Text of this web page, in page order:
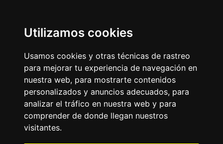
Utilizamos cookies
Usamos cookies y otras técnicas de rastreo
para mejorar tu experiencia de navegación en
nuestra web, para mostrarte contenidos
personalizados y anuncios adecuados, para
analizar el tráfico en nuestra web y para
comprender de donde llegan nuestros
visitantes.